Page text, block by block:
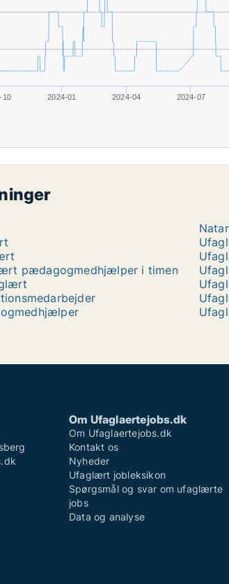
10 2024-01 2024-04 2024-07
pædagogmedhjælper i timen
Om Ufaglaertejobs.dk
Om Ufaglaertejobs.dk
Kontakt os
Nyheder
Ufaglært jobleksikon
Spørgsmål og svar om ufaglærte
jobs
Data og analyse